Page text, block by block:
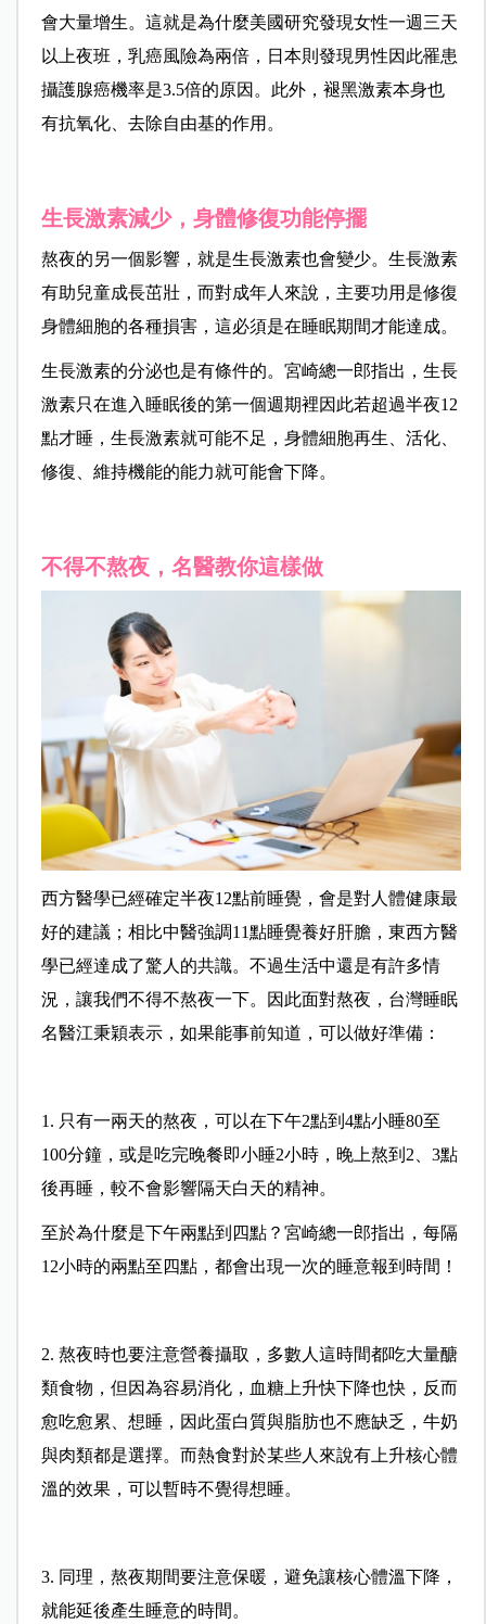
會大量增生。這就是為什麼美國研究發現女性一週三天
以上夜班，乳癌風險為兩倍，日本則發現男性因此罹患
攝護腺癌機率是3.5倍的原因。此外，褪黑激素本身也
有抗氧化、去除自由基的作用。
生長激素減少，身體修復功能停擺
熬夜的另一個影響，就是生長激素也會變少。生長激素
有助兒童成長茁壯，而對成年人來說，主要功用是修復
身體細胞的各種損害，這必須是在睡眠期間才能達成。
生長激素的分泌也是有條件的。宮崎總一郎指出，生長
激素只在進入睡眠後的第一個週期裡因此若超過半夜12
點才睡，生長激素就可能不足，身體細胞再生、活化、
修復、維持機能的能力就可能會下降。
不得不熬夜，名醫教你這樣做
西方醫學已經確定半夜12點前睡覺，會是對人體健康最
好的建議；相比中醫強調11點睡覺養好肝膽，東西方醫
學已經達成了驚人的共識。不過生活中還是有許多情
況，讓我們不得不熬夜一下。因此面對熬夜，台灣睡眠
名醫江秉穎表示，如果能事前知道，可以做好準備：
1. 只有一兩天的熬夜，可以在下午2點到4點小睡80至
100分鐘，或是吃完晚餐即小睡2小時，晚上熬到2、3點
後再睡，較不會影響隔天白天的精神。
至於為什麼是下午兩點到四點？宮崎總一郎指出，每隔
12小時的兩點至四點，都會出現一次的睡意報到時間！
2. 熬夜時也要注意營養攝取，多數人這時間都吃大量醣
類食物，但因為容易消化，血糖上升快下降也快，反而
愈吃愈累、想睡，因此蛋白質與脂肪也不應缺乏，牛奶
與肉類都是選擇。而熱食對於某些人來說有上升核心體
溫的效果，可以暫時不覺得想睡。
3. 同理，熬夜期間要注意保暖，避免讓核心體溫下降，
就能延後產生睡意的時間。